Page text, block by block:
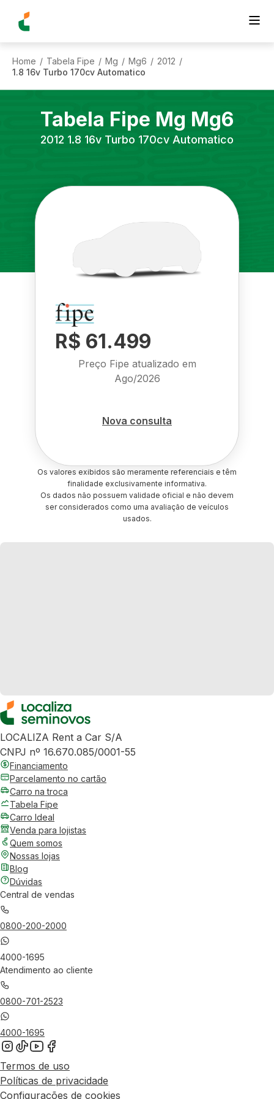
Home / Tabela Fipe / Mg / Mg6 / 2012 /
1.8 16v Turbo 170cv Automatico
Tabela Fipe Mg Mg6
2012 1.8 16v Turbo 170cv Automatico
R$ 61.499
Preço Fipe atualizado em
Ago/2026
Nova consulta
Os valores exibidos são meramente referenciais e têm
finalidade exclusivamente informativa.
Os dados não possuem validade oficial e não devem
ser considerados como uma avaliação de veículos
usados.
LOCALIZA Rent a Car S/A
CNPJ nº 16.670.085/0001-55
Financiamento
Parcelamento no cartão
Carro na troca
Tabela Fipe
Carro Ideal
Venda para lojistas
Quem somos
Nossas lojas
Blog
Dúvidas
Central de vendas
0800-200-2000
4000-1695
Atendimento ao cliente
0800-701-2523
4000-1695
Termos de uso
Políticas de privacidade
Configurações de cookies